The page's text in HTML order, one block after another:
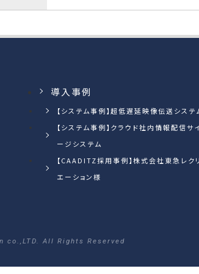
導入事例
【システム事例】超低遅延映像伝送システ
【システム事例】クラウド社内情報配信サ
ージシステム
【CAADITZ採用事例】株式会社東急レクリ
エーション様
co.,LTD. All Rights Reserved